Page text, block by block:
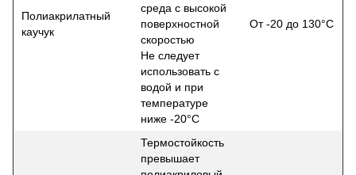
Полиакрилатный
каучук
среда с высокой
поверхностной
скоростью
Не следует
использовать с
водой и при
температуре
ниже -20°С
От -20 до 130°С
Термостойкость
превышает